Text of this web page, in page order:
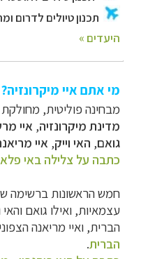
מי אתם איי מיקרונזיה?
מבחינה פוליטית, מחולקת
מדינת מיקרונזיה, איי
גואם, האי וייק, איי
כתבה על צלילה באי
חמש הראשונות ברשימה
עצמאיות, ואילו גואם
הברית, ואיי מריאנה
הברית.